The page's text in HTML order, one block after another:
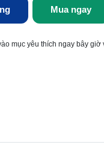
Mua ngay
mục yêu thích ngay bây giờ